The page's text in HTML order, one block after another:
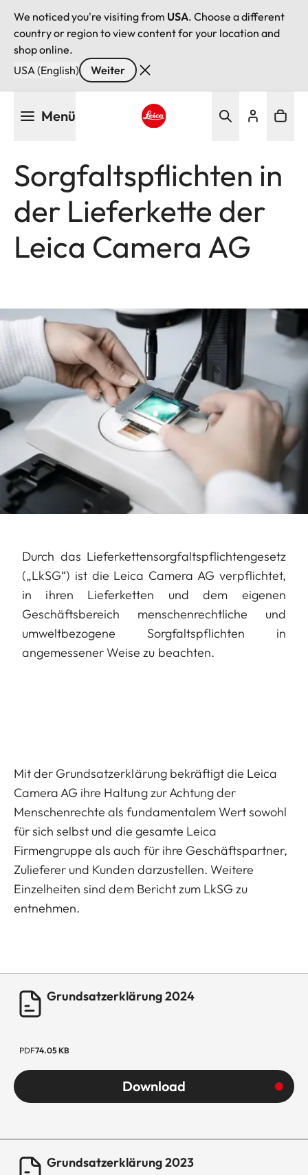
We noticed you're visiting from USA. Choose a different
country or region to view content for your location and
shop online.
USA (English)
Weiter
Menü
Sorgfaltspflichten in
der Lieferkette der
Leica Camera AG
Durch das Lieferkettensorgfaltspflichtengesetz
(„LkSG“) ist die Leica Camera AG verpflichtet,
in ihren Lieferketten und dem eigenen
Geschäftsbereich menschenrechtliche und
umweltbezogene Sorgfaltspflichten in
angemessener Weise zu beachten.
Mit der Grundsatzerklärung bekräftigt die Leica
Camera AG ihre Haltung zur Achtung der
Menschenrechte als fundamentalem Wert sowohl
für sich selbst und die gesamte Leica
Firmengruppe als auch für ihre Geschäftspartner,
Zulieferer und Kunden darzustellen. Weitere
Einzelheiten sind dem Bericht zum LkSG zu
entnehmen.
Grundsatzerklärung 2024
PDF74.05 KB
Download
Grundsatzerklärung 2023